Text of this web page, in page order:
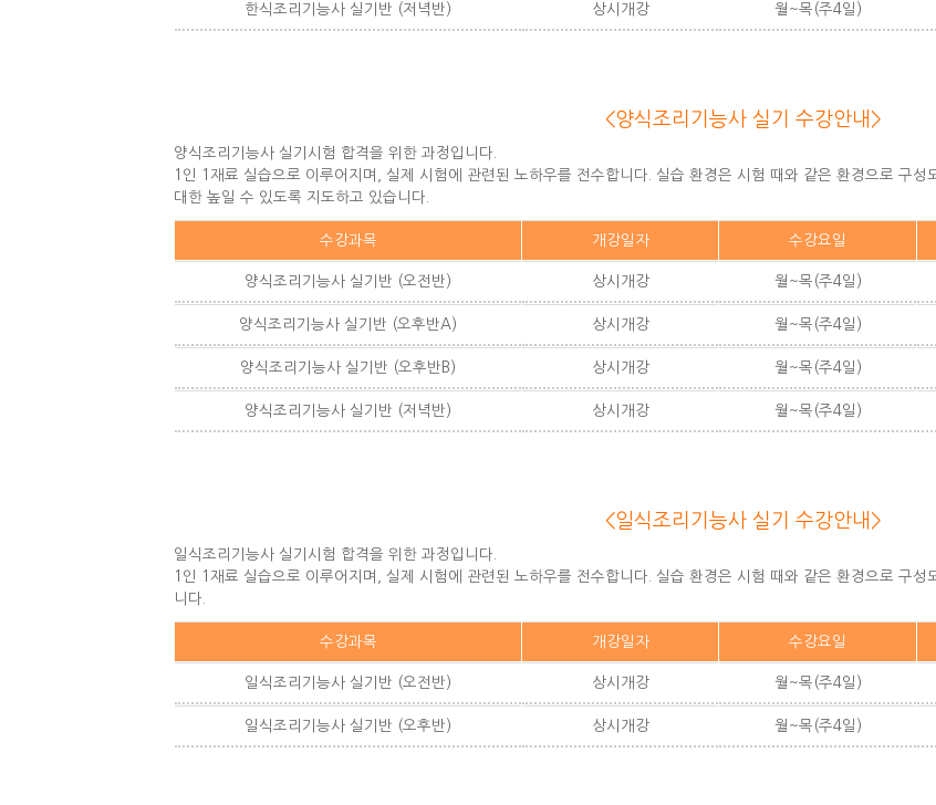
한식조리기능사 실기반 (저녁반) 상시개강 월~목(주4일)
<양식조리기능사 실기 수강안내>
양식조리기능사 실기시험 합격을 위한 과정입니다.
1인 1재료 실습으로 이루어지며, 실제 시험에 관련된 노하우를 전수합니다. 실습 환경은 시험 때와 같은 환경으로 구
대한 높일 수 있도록 지도하고 있습니다.
수강과목 개강일자 수강요일
양식조리기능사 실기반 (오전반) 상시개강 월~목(주4일)
양식조리기능사 실기반 (오후반A) 상시개강 월~목(주4일)
양식조리기능사 실기반 (오후반B) 상시개강 월~목(주4일)
양식조리기능사 실기반 (저녁반) 상시개강 월~목(주4일)
<일식조리기능사 실기 수강안내>
일식조리기능사 실기시험 합격을 위한 과정입니다.
1인 1재료 실습으로 이루어지며, 실제 시험에 관련된 노하우를 전수합니다. 실습 환경은 시험 때와 같은 환경으로 구
니다.
수강과목 개강일자 수강요일
일식조리기능사 실기반 (오전반) 상시개강 월~목(주4일)
일식조리기능사 실기반 (오후반) 상시개강 월~목(주4일)